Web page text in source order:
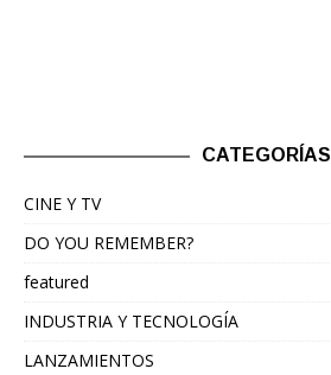
CATEGORÍAS
CINE Y TV
DO YOU REMEMBER?
featured
INDUSTRIA Y TECNOLOGÍA
LANZAMIENTOS